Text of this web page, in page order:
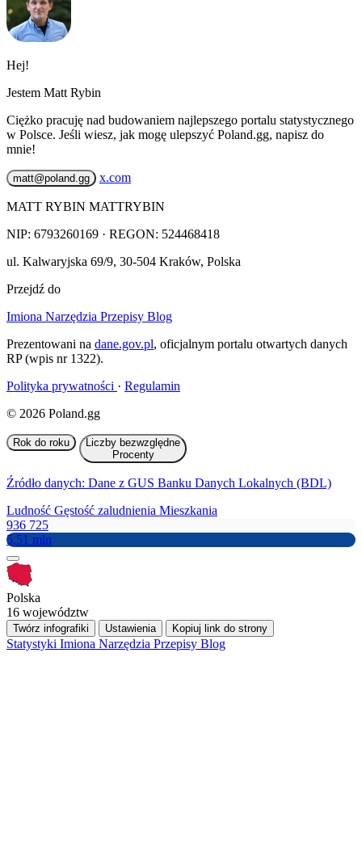
Hej!
Jestem Matt Rybin
Ciężko pracuję nad budowaniem najlepszego portalu statystycznego
w Polsce. Jeśli wiesz, jak mogę ulepszyć Poland.gg, napisz do
mnie!
matt@poland.gg x.com
MATT RYBIN MATTRYBIN
NIP: 6793260169 · REGON: 524468418
ul. Kalwaryjska 69/9, 30-504 Kraków, Polska
Przejdź do
Imiona Narzędzia Przepisy Blog
Prezentowani na dane.gov.pl, oficjalnym portalu otwartych danych
RP (wpis nr 1322).
Polityka prywatności · Regulamin
© 2026 Poland.gg
Rok do roku
Liczby bezwzględne
Procenty
Źródło danych: Dane z GUS Banku Danych Lokalnych (BDL)
Ludność Gęstość zaludnienia Mieszkania
936 725
5,51 mln
Polska
16 województw
Twórz infografiki Ustawienia Kopiuj link do strony
Statystyki Imiona Narzędzia Przepisy Blog